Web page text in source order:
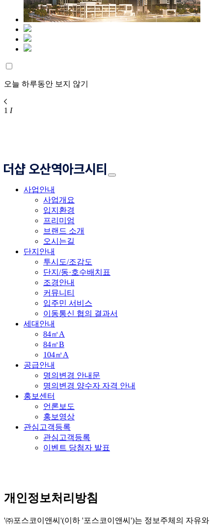
오늘 하루동안 보지 않기
1 I
사업안내
사업개요
입지환경
프리미엄
브랜드 소개
오시는길
단지안내
투시도/조감도
단지/동·호수배치표
조경안내
커뮤니티
입주민 서비스
이동통신 협의 결과서
세대안내
84㎡A
84㎡B
104㎡A
공급안내
명의변경 안내문
명의변경 양수자 자격 안내
홍보센터
언론보도
홍보영상
관심고객등록
관심고객등록
이벤트 당첨자 발표
개인정보처리방침
'㈜포스코이앤씨'(이하 '포스코이앤씨')는 정보주체의 자유와